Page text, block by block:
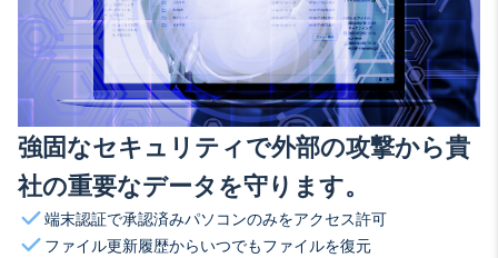
強固なセキュリティで外部の攻撃から貴
社の重要なデータを守ります。
端末認証で承認済みパソコンのみをアクセス許可
ファイル更新履歴からいつでもファイルを復元